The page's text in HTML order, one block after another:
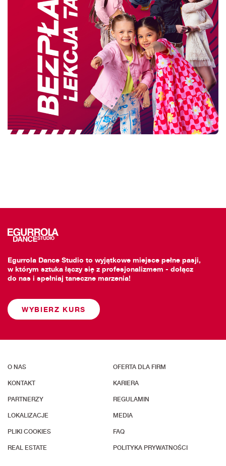
Egurrola Dance Studio to wyjątkowe miejsce pełne pasji,
w którym sztuka łączy się z profesjonalizmem - dołącz
do nas i spełniaj taneczne marzenia!
WYBIERZ KURS
O NAS OFERTA DLA FIRM
KONTAKT KARIERA
PARTNERZY REGULAMIN
LOKALIZACJE MEDIA
PLIKI COOKIES FAQ
REAL ESTATE POLITYKA PRYWATNOŚCI